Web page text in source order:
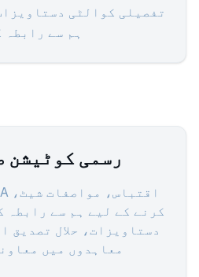
تفصیلی کوالٹی
ہم سے رابطہ
رسمی کوٹیشن
کرنے کے لیے ہم سے رابطہ
دستاویزات، حلال تصدیق
معاہدوں میں